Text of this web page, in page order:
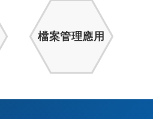
檔案管理應用